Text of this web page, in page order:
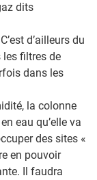
dits
d’ailleurs du
filtres de
dans les
la colonne
eau qu’elle va
des sites «
en pouvoir
Il faudra